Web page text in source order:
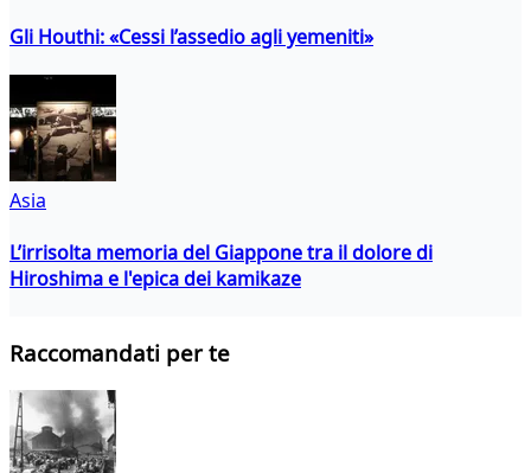
Gli Houthi: «Cessi l’assedio agli yemeniti»
Asia
L’irrisolta memoria del Giappone tra il dolore di
Hiroshima e l'epica dei kamikaze
Raccomandati per te